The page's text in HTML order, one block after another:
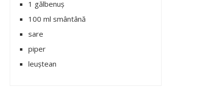
1 gălbenuș
100 ml smântână
sare
piper
leuștean